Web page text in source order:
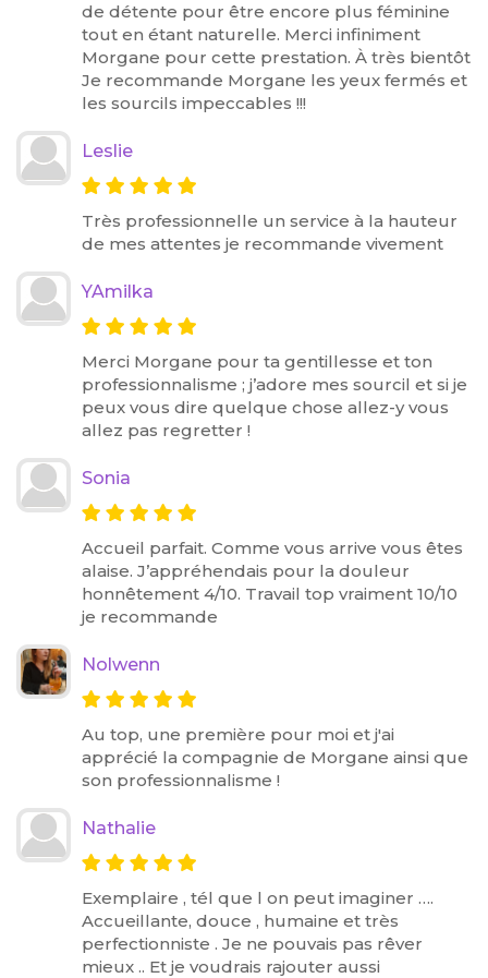
de détente pour être encore plus féminine
tout en étant naturelle. Merci infiniment
Morgane pour cette prestation. À très bientôt
Je recommande Morgane les yeux fermés et
les sourcils impeccables !!!
Leslie
Très professionnelle un service à la hauteur
de mes attentes je recommande vivement
YAmilka
Merci Morgane pour ta gentillesse et ton
professionnalisme ; j’adore mes sourcil et si je
peux vous dire quelque chose allez-y vous
allez pas regretter !
Sonia
Accueil parfait. Comme vous arrive vous êtes
alaise. J’appréhendais pour la douleur
honnêtement 4/10. Travail top vraiment 10/10
je recommande
Nolwenn
Au top, une première pour moi et j'ai
apprécié la compagnie de Morgane ainsi que
son professionnalisme !
Nathalie
Exemplaire , tél que l on peut imaginer ….
Accueillante, douce , humaine et très
perfectionniste . Je ne pouvais pas rêver
mieux .. Et je voudrais rajouter aussi